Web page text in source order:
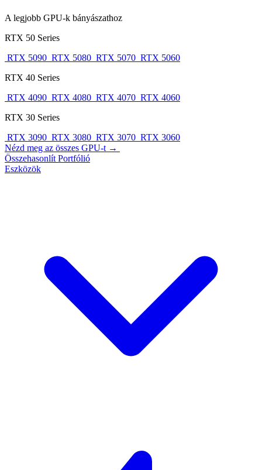
A legjobb GPU-k bányászathoz
RTX 50 Series
RTX 5090 RTX 5080 RTX 5070 RTX 5060
RTX 40 Series
RTX 4090 RTX 4080 RTX 4070 RTX 4060
RTX 30 Series
RTX 3090 RTX 3080 RTX 3070 RTX 3060
Nézd meg az összes GPU-t →
Összehasonlít Portfólió
Eszközök